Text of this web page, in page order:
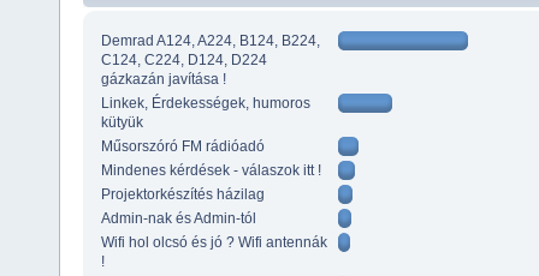
Demrad A124, A224, B124, B224,
C124, C224, D124, D224
gázkazán javítása !
Linkek, Érdekességek, humoros
kütyük
Műsorszóró FM rádióadó
Mindenes kérdések - válaszok itt !
Projektorkészítés házilag
Admin-nak és Admin-tól
Wifi hol olcsó és jó ? Wifi antennák
!